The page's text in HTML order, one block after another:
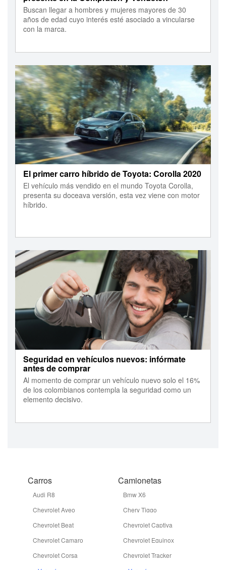
Buscan llegar a hombres y mujeres mayores de 30
años de edad cuyo interés esté asociado a vincularse
con la marca.
El primer carro híbrido de Toyota: Corolla 2020
El vehículo más vendido en el mundo Toyota Corolla,
presenta su doceava versión, esta vez viene con motor
híbrido.
Seguridad en vehículos nuevos: infórmate
antes de comprar
Al momento de comprar un vehículo nuevo solo el 16%
de los colombianos contempla la seguridad como un
elemento decisivo.
Carros
Audi R8
Chevrolet Aveo
Chevrolet Beat
Chevrolet Camaro
Chevrolet Corsa
Camionetas
Bmw X6
Chery Tiggo
Chevrolet Captiva
Chevrolet Equinox
Chevrolet Tracker